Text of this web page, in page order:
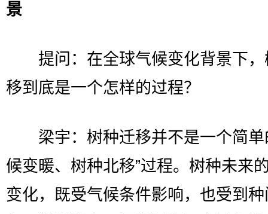
景
提问：在全球气候变化背景下，
移到底是一个怎样的过程？
梁宇：树种迁移并不是一个简单
候变暖、树种北移”过程。树种未来
变化，既受气候条件影响，也受到